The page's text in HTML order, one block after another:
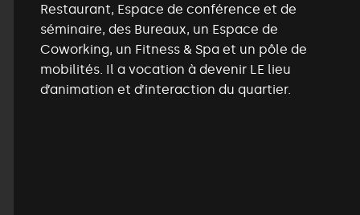
Restaurant, Espace de conférence et de
séminaire, des Bureaux, un Espace de
Coworking, un Fitness & Spa et un pôle de
mobilités. Il a vocation à devenir LE lieu
d’animation et d’interaction du quartier.